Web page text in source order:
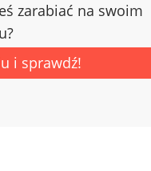
zarabiać na swoim
i sprawdź!